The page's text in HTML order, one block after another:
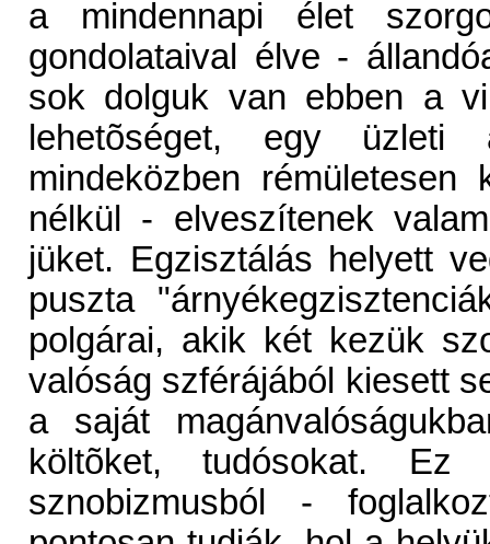
a mindennapi élet
gondolataival élve -
sok dolguk van ebben a
lehetõséget, egy
mindeközben
nélkül - elveszítenek
jüket. Egzisztálás helyett
puszta
polgárai, akik két kezük
valóság szférájából kiesett
a saját
költõket, tudósokat.
sznobizmusból -